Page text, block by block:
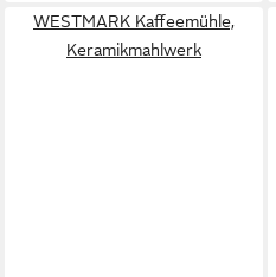
WESTMARK Kaffeemühle,
Keramikmahlwerk